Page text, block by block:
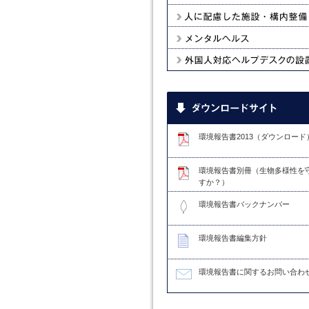
メンタルヘルス
環境報告書2013（ダウンロード）
環境報告書別冊（生物多様性を
すか？）
環境報告書バックナンバー
環境報告書編集方針
環境報告書に関するお問い合わ